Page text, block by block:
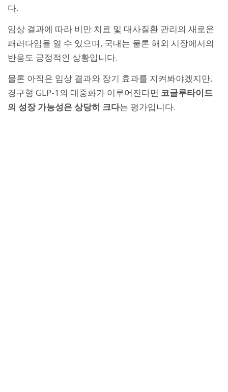
다.
임상 결과에 따라 비만 치료 및 대사질환 관리의 새로운
패러다임을 열 수 있으며, 국내는 물론 해외 시장에서의
반응도 긍정적인 상황입니다.
물론 아직은 임상 결과와 장기 효과를 지켜봐야겠지만,
경구형 GLP-1의 대중화가 이루어진다면 코글루타이드
의 성장 가능성은 상당히 크다는 평가입니다.